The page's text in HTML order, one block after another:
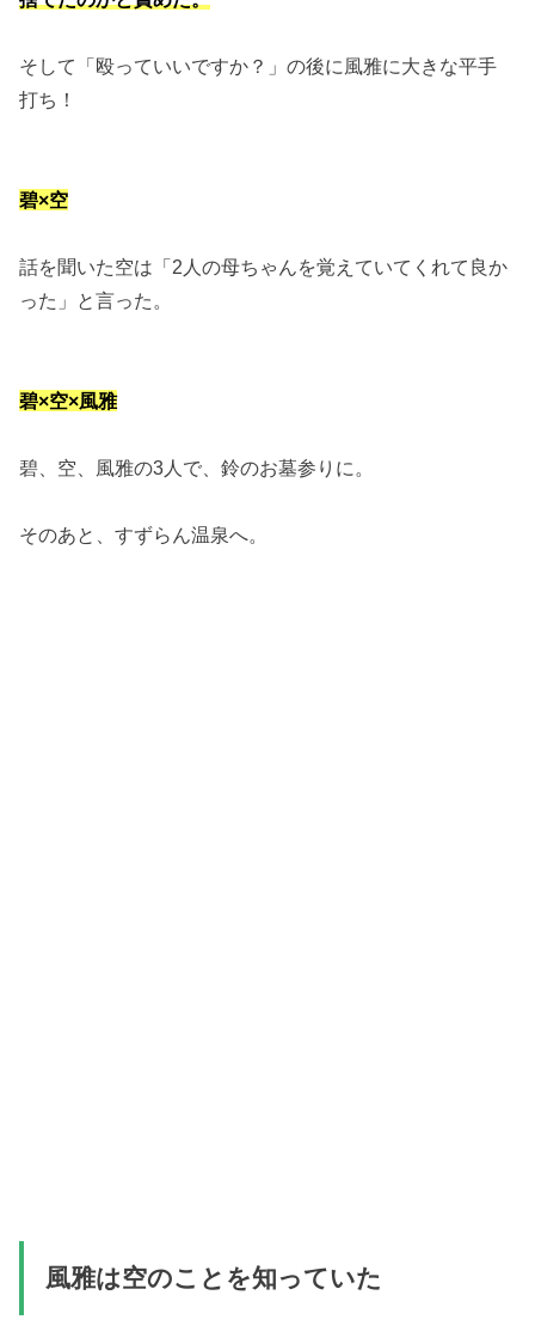
そして「殴っていいですか？」の後に風雅に大きな平手
打ち！
碧×空
話を聞いた空は「2人の母ちゃんを覚えていてくれて良か
った」と言った。
碧×空×風雅
碧、空、風雅の3人で、鈴のお墓参りに。
そのあと、すずらん温泉へ。
風雅は空のことを知っていた